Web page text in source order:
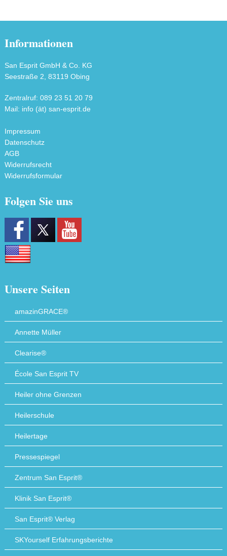
Informationen
San Esprit GmbH & Co. KG
Seestraße 2, 83119 Obing
Zentralruf: 089 23 51 20 79
Mail: info (ät) san-esprit.de
Impressum
Datenschutz
AGB
Widerrufsrecht
Widerrufsformular
Folgen Sie uns
Unsere Seiten
amazinGRACE®
Annette Müller
Clearise®
École San Esprit TV
Heiler ohne Grenzen
Heilerschule
Heilertage
Pressespiegel
Zentrum San Esprit®
Klinik San Esprit®
San Esprit® Verlag
SKYourself Erfahrungsberichte